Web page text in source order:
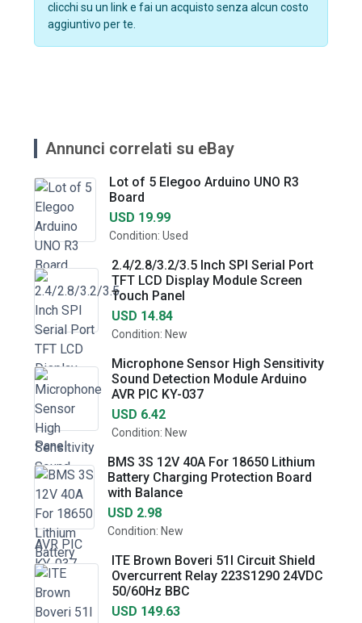
clicchi su un link e fai un acquisto senza alcun costo
aggiuntivo per te.
Annunci correlati su eBay
Lot of 5 Elegoo Arduino UNO R3
Board
USD 19.99
Condition: Used
2.4/2.8/3.2/3.5 Inch SPI Serial Port
TFT LCD Display Module Screen
Touch Panel
USD 14.84
Condition: New
Microphone Sensor High Sensitivity
Sound Detection Module Arduino
AVR PIC KY-037
USD 6.42
Condition: New
BMS 3S 12V 40A For 18650 Lithium
Battery Charging Protection Board
with Balance
USD 2.98
Condition: New
ITE Brown Boveri 51I Circuit Shield
Overcurrent Relay 223S1290 24VDC
50/60Hz BBC
USD 149.63